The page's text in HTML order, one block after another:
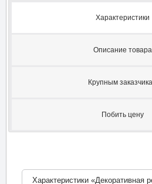
Характеристики
Описание товара
Крупным
Побить цену
Характеристики «Декоративная